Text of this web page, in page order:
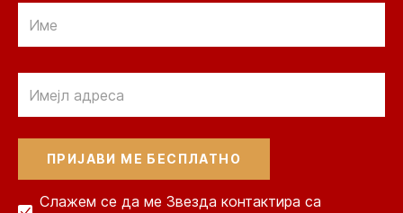
Слажем се да ме Звезда контактира са